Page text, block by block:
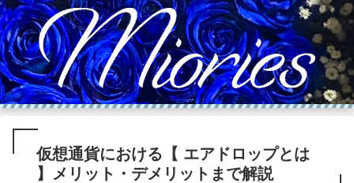
仮想通貨における【 エアドロップとは
】メリット・デメリットまで解説